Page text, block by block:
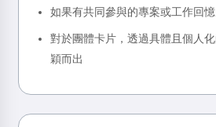
如果有共同參與的專案或工作回
對於團體卡片，透過具體且個人
穎而出